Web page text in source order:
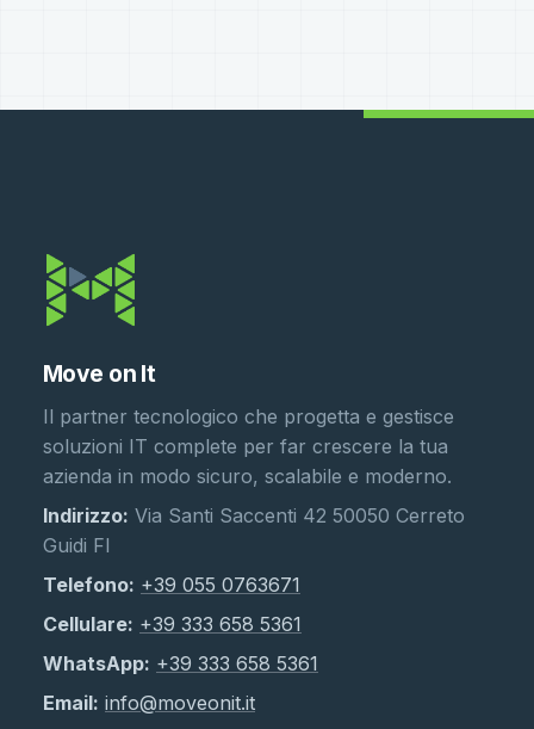
Move on It
Il partner tecnologico che progetta e gestisce
soluzioni IT complete per far crescere la tua
azienda in modo sicuro, scalabile e moderno.
Indirizzo: Via Santi Saccenti 42 50050 Cerreto
Guidi FI
Telefono: +39 055 0763671
Cellulare: +39 333 658 5361
WhatsApp: +39 333 658 5361
Email: info@moveonit.it